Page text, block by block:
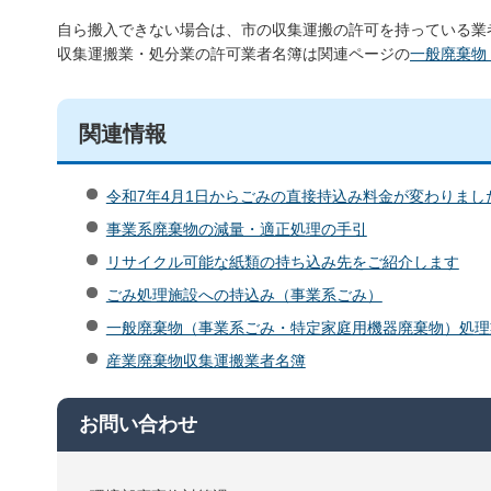
自ら搬入できない場合は、市の収集運搬の許可を持っている
収集運搬業・処分業の許可業者名簿は関連ページの一般廃棄物
関連情報
令和7年4月1日からごみの直接持込み料金が変わりまし
事業系廃棄物の減量・適正処理の手引
リサイクル可能な紙類の持ち込み先をご紹介します
ごみ処理施設への持込み（事業系ごみ）
一般廃棄物（事業系ごみ・特定家庭用機器廃棄物）処
産業廃棄物収集運搬業者名簿
お問い合わせ